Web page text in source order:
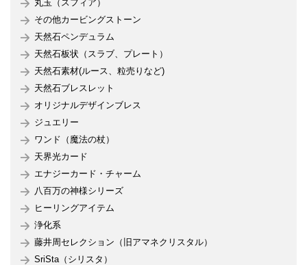
丸玉（スフィア）
その他カービングストーン
天然石ペンデュラム
天然石板状（スラブ、プレート）
天然石素材(ルース、粒売りなど)
天然石ブレスレット
オリジナルデザインブレス
ジュエリー
ワンド（魔法の杖）
天界光カード
エナジーカード・チャーム
八百万の神様シリーズ
ヒーリングアイテム
浄化系
藤井周セレクション（旧アマネクリスタル）
SriSta（シリスタ）